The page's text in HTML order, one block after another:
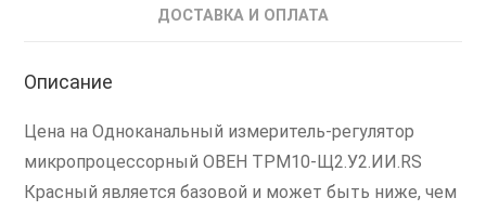
ДОСТАВКА И ОПЛАТА
Описание
Цена на Одноканальный измеритель-регулятор
микропроцессорный ОВЕН ТРМ10-Щ2.У2.ИИ.RS
Красный является базовой и может быть ниже, чем